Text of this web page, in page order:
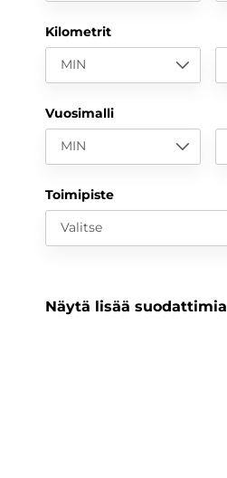
Kilometrit
MIN
Vuosimalli
MIN
Toimipiste
Valitse
Näytä lisää suodattimia